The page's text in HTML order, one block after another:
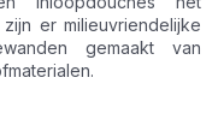
er milieuvriendelijke
gemaakt van